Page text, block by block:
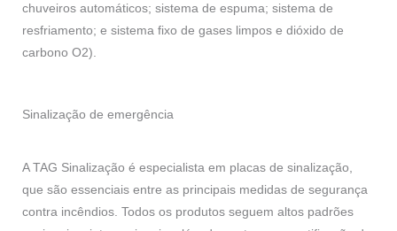
chuveiros automáticos; sistema de espuma; sistema de
resfriamento; e sistema fixo de gases limpos e dióxido de
carbono O2).
Sinalização de emergência
A TAG Sinalização é especialista em placas de sinalização,
que são essenciais entre as principais medidas de segurança
contra incêndios. Todos os produtos seguem altos padrões